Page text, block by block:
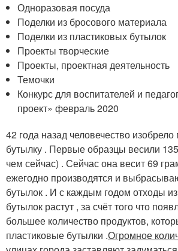
Одноразовая посуда
Поделки из бросового материала
Поделки из пластиковых бутылок
Проекты творческие
Проекты, проектная деятельность
Темочки
Конкурс для воспитателей и
проект» февраль 2020
42 года назад человечество
бутылку . Первые образцы весили
чем сейчас) . Сейчас она весит 69
ежегодно производятся и
бутылок . И с каждым годом отходы
бутылок растут , за счёт того что
большее количество продуктов,
пластиковые бутылки .Огромное